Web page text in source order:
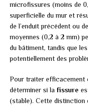
microfissures (moins de
superficielle du mur et
de l’enduit précédent ou
moyennes (0,2 à 2 mm)
du bâtiment, tandis que
potentiellement des
Pour traiter efficacement
déterminer si la fissure
(stable). Cette distinction